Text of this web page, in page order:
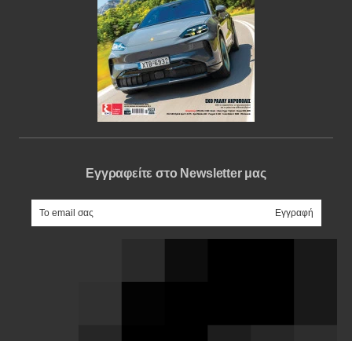
Εγγραφείτε στο Newsletter μας
e-mail